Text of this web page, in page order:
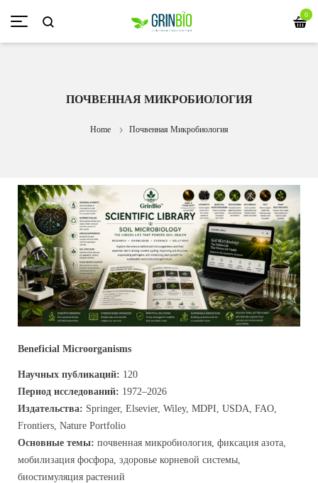
0
ПОЧВЕННАЯ МИКРОБИОЛОГИЯ
Home Почвенная Микробиология
Beneficial Microorganisms
Научных публикаций: 120
Период исследований: 1972–2026
Издательства: Springer, Elsevier, Wiley, MDPI, USDA, FAO,
Frontiers, Nature Portfolio
Основные темы: почвенная микробиология, фиксация азота,
мобилизация фосфора, здоровье корневой системы,
биостимуляция растений